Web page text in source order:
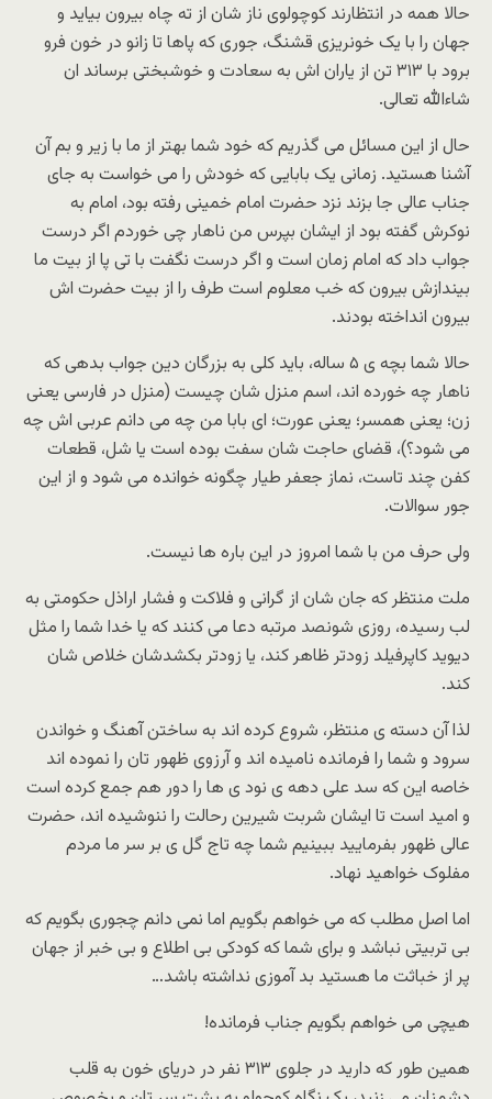
حالا همه در انتظارند کوچولوی ناز شان از ته چاه بیرون بیاید و
جهان را با یک خونریزی قشنگ، جوری که پاها تا زانو در خون فرو
برود با ۳۱۳ تن از یاران اش به سعادت و خوشبختی برساند ان
شاءالله تعالی.
حال از این مسائل می گذریم که خود شما بهتر از ما با زیر و بم آن
آشنا هستید. زمانی یک بابایی که خودش را می خواست به جای
جناب عالی جا بزند نزد حضرت امام خمینی رفته بود، امام به
نوکرش گفته بود از ایشان بپرس من ناهار چی خوردم اگر درست
جواب داد که امام زمان است و اگر درست نگفت با تی پا از بیت ما
بیندازش بیرون که خب معلوم است طرف را از بیت حضرت اش
بیرون انداخته بودند.
حالا شما بچه ی ۵ ساله، باید کلی به بزرگان دین جواب بدهی که
ناهار چه خورده اند، اسم منزل شان چیست (منزل در فارسی یعنی
زن؛ یعنی همسر؛ یعنی عورت؛ ای بابا من چه می دانم عربی اش چه
می شود؟)، قضای حاجت شان سفت بوده است یا شل، قطعات
کفن چند تاست، نماز جعفر طیار چگونه خوانده می شود و از این
جور سوالات.
ولی حرف من با شما امروز در این باره ها نیست.
ملت منتظر که جان شان از گرانی و فلاکت و فشار اراذل حکومتی به
لب رسیده، روزی شونصد مرتبه دعا می کنند که یا خدا شما را مثل
دیوید کاپرفیلد زودتر ظاهر کند، یا زودتر بکشدشان خلاص شان
کند.
لذا آن دسته ی منتظر، شروع کرده اند به ساختن آهنگ و خواندن
سرود و شما را فرمانده نامیده اند و آرزوی ظهور تان را نموده اند
خاصه این که سد علی دهه ی نود ی ها را دور هم جمع کرده است
و امید است تا ایشان شربت شیرین رحالت را ننوشیده اند، حضرت
عالی ظهور بفرمایید ببینیم شما چه تاج گل ی بر سر ما مردم
مفلوک خواهید نهاد.
اما اصل مطلب که می خواهم بگویم اما نمی دانم چجوری بگویم که
بی تربیتی نباشد و برای شما که کودکی بی اطلاع و بی خبر از جهان
پر از خباثت ما هستید بد آموزی نداشته باشد…
هیچی می خواهم بگویم جناب فرمانده!
همین طور که دارید در جلوی ۳۱۳ نفر در دریای خون به قلب